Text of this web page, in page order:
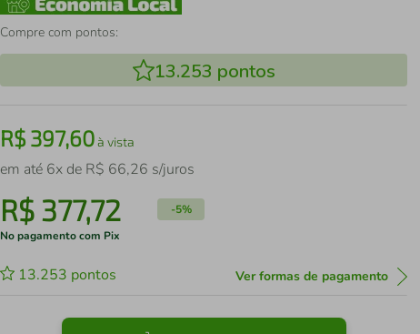
Compre com pontos:
13.253 pontos
R$397,60à vista
em até 6x de R$ 66,26 s/juros
R$ 377,72 -5%
No pagamento com Pix
13.253 pontos Ver formas de pagamento